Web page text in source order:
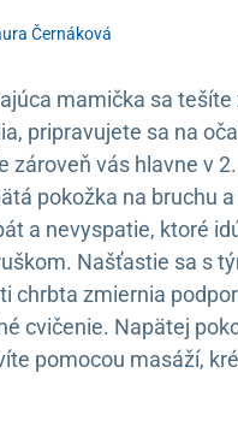
Černáková
mamička sa tešíte
pripravujete sa na
zároveň vás hlavne v
pokožka na bruchu
a nevyspatie, ktoré
Našťastie sa s
chrbta zmiernia
cvičenie. Napätej
pomocou masáží,